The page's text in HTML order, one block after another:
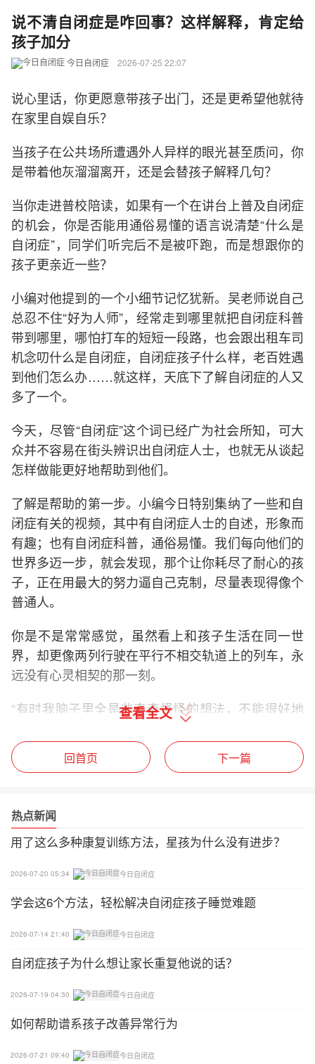
说不清自闭症是咋回事？这样解释，肯定给
孩子加分
今日自闭症 2026-07-25 22:07
说心里话，你更愿意带孩子出门，还是更希望他就待
在家里自娱自乐？
当孩子在公共场所遭遇外人异样的眼光甚至质问，你
是带着他灰溜溜离开，还是会替孩子解释几句？
当你走进普校陪读，如果有一个在讲台上普及自闭症
的机会，你是否能用通俗易懂的语言说清楚“什么是
自闭症”，同学们听完后不是被吓跑，而是想跟你的
孩子更亲近一些？
小编对他提到的一个小细节记忆犹新。吴老师说自己
总忍不住“好为人师”，经常走到哪里就把自闭症科普
带到哪里，哪怕打车的短短一段路，也会跟出租车司
机念叨什么是自闭症，自闭症孩子什么样，老百姓遇
到他们怎么办……就这样，天底下了解自闭症的人又
多了一个。
今天，尽管“自闭症”这个词已经广为社会所知，可大
众并不容易在街头辨识出自闭症人士，也就无从谈起
怎样做能更好地帮助到他们。
了解是帮助的第一步。小编今日特别集纳了一些和自
闭症有关的视频，其中有自闭症人士的自述，形象而
有趣；也有自闭症科普，通俗易懂。我们每向他们的
世界多迈一步，就会发现，那个让你耗尽了耐心的孩
子，正在用最大的努力逼自己克制，尽量表现得像个
普通人。
你是不是常常感觉，虽然看上和孩子生活在同一世
界，却更像两列行驶在平行不相交轨道上的列车，永
远没有心灵相契的那一刻。
“有时我脑子里全是些奇奇怪怪的想法，不能很好地
控制自己的身体，做出一些怪诞或吓人的举动。有时
我感觉房间不断缩小向我逼近，引起我的幽闭恐惧，
就算身处最广阔的太空也无法摆脱。”
我听到一个词‘人行道’，就能看见它有着像核桃一样
的颜色，在我看来，颜色和词语是一样的。”
“人们的言行并不总是一致，他们看起来非常难过，
在哭泣，但嘴里却念叨着：‘真是太快乐了！’”
这则短片里，我印象最深的是那句——“帮助我，你
跟上的。”
他们为什么无法直视你的眼睛？
自闭症的典型表现之一就是回避与他人的眼神接触，
这可以用于早期筛选和诊断，然而，我们尚不知为什
查看全文
回首页 下一篇
热点新闻
用了这么多种康复训练方法，星孩为什么没有进步？
2026-07-20 05:34 今日自闭症
学会这6个方法，轻松解决自闭症孩子睡觉难题
2026-07-14 21:40 今日自闭症
自闭症孩子为什么想让家长重复他说的话？
2026-07-19 04:30 今日自闭症
如何帮助谱系孩子改善异常行为
2026-07-21 09:40 今日自闭症